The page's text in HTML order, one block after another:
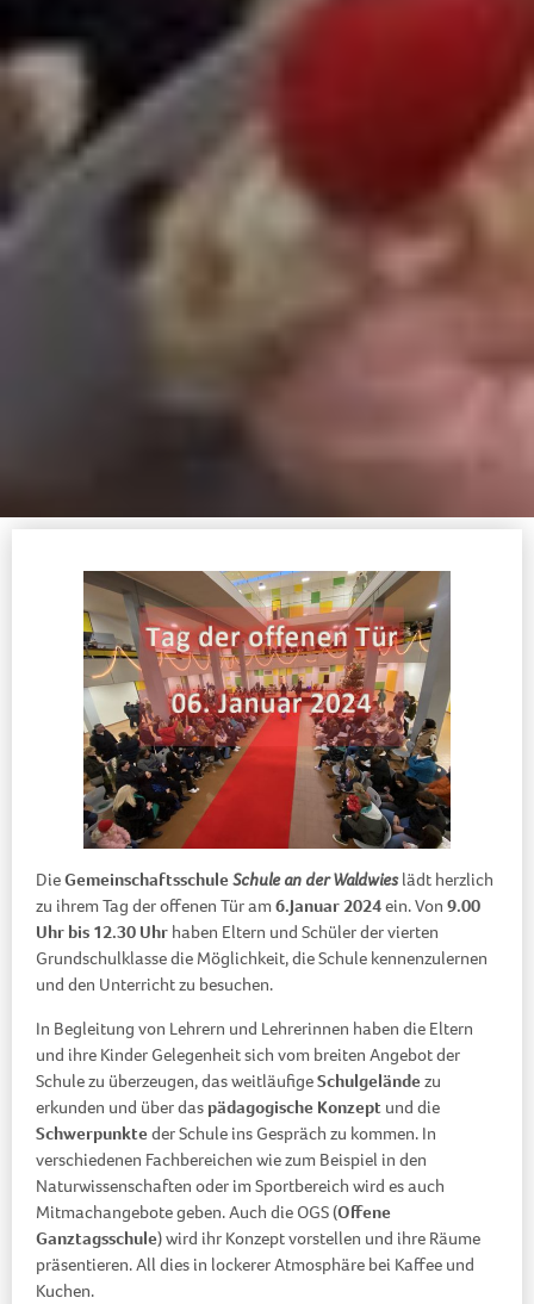
DieGemeinschaftsschuleSchule an der Waldwieslädt herzlich
zu ihrem Tag der offenen Tür am6.Januar 2024ein. Von 9.00
Uhr bis 12.30 Uhr haben Eltern und Schüler der vierten
Grundschulklasse die Möglichkeit, die Schule kennenzulernen
und den Unterricht zu besuchen.
In Begleitung von Lehrern und Lehrerinnen haben die Eltern
und ihre Kinder Gelegenheit sich vom breiten Angebot der
Schule zu überzeugen, das weitläufigeSchulgeländezu
erkunden und über das pädagogische Konzept und die
Schwerpunkteder Schule ins Gespräch zu kommen. In
verschiedenen Fachbereichen wie zum Beispiel in den
Naturwissenschaften oder im Sportbereich wird es auch
Mitmachangebote geben. Auch die OGS (Offene
Ganztagsschule) wird ihr Konzept vorstellen und ihre Räume
präsentieren. All dies in lockerer Atmosphäre bei Kaffee und
Kuchen.